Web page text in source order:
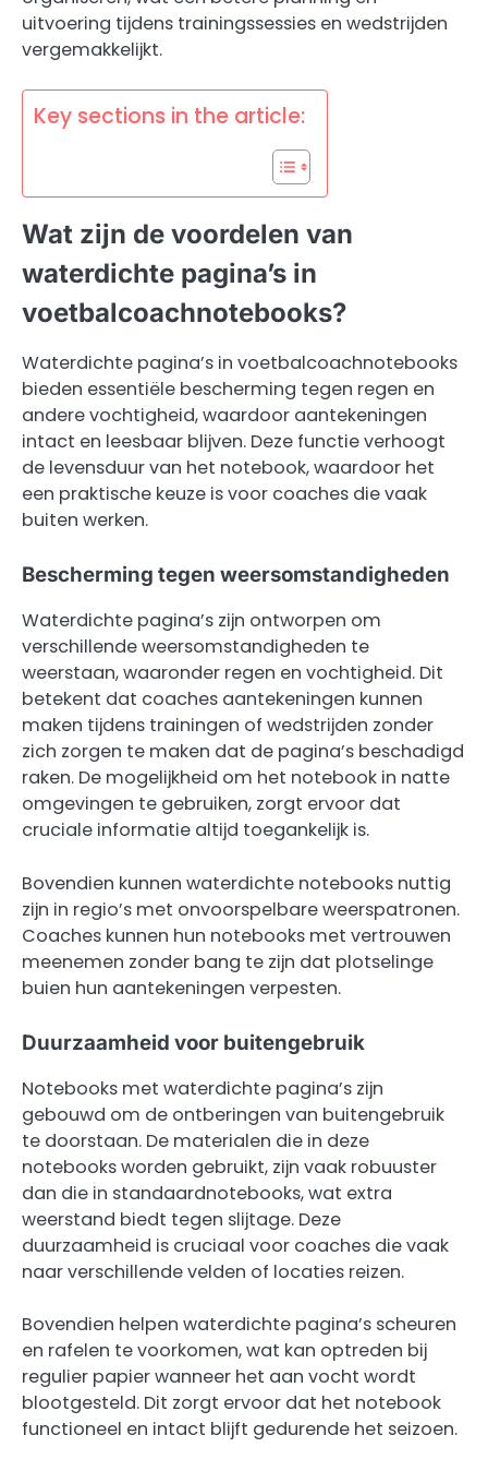
uitvoering tijdens trainingssessies en wedstrijden
vergemakkelijkt.
Key sections in the article:
Wat zijn de voordelen van
waterdichte pagina’s in
voetbalcoachnotebooks?
Waterdichte pagina’s in voetbalcoachnotebooks
bieden essentiële bescherming tegen regen en
andere vochtigheid, waardoor aantekeningen
intact en leesbaar blijven. Deze functie verhoogt
de levensduur van het notebook, waardoor het
een praktische keuze is voor coaches die vaak
buiten werken.
Bescherming tegen weersomstandigheden
Waterdichte pagina’s zijn ontworpen om
verschillende weersomstandigheden te
weerstaan, waaronder regen en vochtigheid. Dit
betekent dat coaches aantekeningen kunnen
maken tijdens trainingen of wedstrijden zonder
zich zorgen te maken dat de pagina’s beschadigd
raken. De mogelijkheid om het notebook in natte
omgevingen te gebruiken, zorgt ervoor dat
cruciale informatie altijd toegankelijk is.
Bovendien kunnen waterdichte notebooks nuttig
zijn in regio’s met onvoorspelbare weerspatronen.
Coaches kunnen hun notebooks met vertrouwen
meenemen zonder bang te zijn dat plotselinge
buien hun aantekeningen verpesten.
Duurzaamheid voor buitengebruik
Notebooks met waterdichte pagina’s zijn
gebouwd om de ontberingen van buitengebruik
te doorstaan. De materialen die in deze
notebooks worden gebruikt, zijn vaak robuuster
dan die in standaardnotebooks, wat extra
weerstand biedt tegen slijtage. Deze
duurzaamheid is cruciaal voor coaches die vaak
naar verschillende velden of locaties reizen.
Bovendien helpen waterdichte pagina’s scheuren
en rafelen te voorkomen, wat kan optreden bij
regulier papier wanneer het aan vocht wordt
blootgesteld. Dit zorgt ervoor dat het notebook
functioneel en intact blijft gedurende het seizoen.